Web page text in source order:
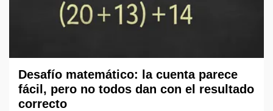
Desafío matemático: la cuenta parece
fácil, pero no todos dan con el resultado
correcto